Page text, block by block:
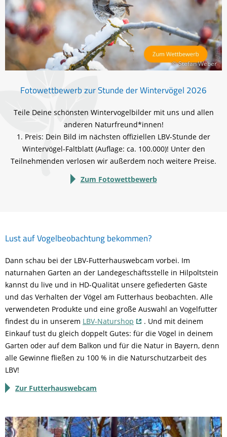
© Stefan Weber
Fotowettbewerb zur Stunde der Wintervögel 2026
Teile Deine schönsten Wintervogelbilder mit uns und allen
anderen Naturfreund*innen!
1. Preis: Dein Bild im nächsten offiziellen LBV-Stunde der
Wintervögel-Faltblatt (Auflage: ca. 100.000)! Unter den
Teilnehmenden verlosen wir außerdem noch weitere Preise.
Zum Fotowettbewerb
Lust auf Vogelbeobachtung bekommen?
Dann schau bei der LBV-Futterhauswebcam vorbei. Im
naturnahen Garten an der Landegeschäftsstelle in Hilpoltstein
kannst du live und in HD-Qualität unsere gefiederten Gäste
und das Verhalten der Vögel am Futterhaus beobachten. Alle
verwendeten Produkte und eine große Auswahl an Vogelfutter
findest du in unserem LBV-Naturshop
. Und mit deinem
Einkauf tust du gleich doppelt Gutes: für die Vögel in deinem
Garten oder auf dem Balkon und für die Natur in Bayern, denn
alle Gewinne fließen zu 100 % in die Naturschutzarbeit des
LBV!
Zur Futterhauswebcam